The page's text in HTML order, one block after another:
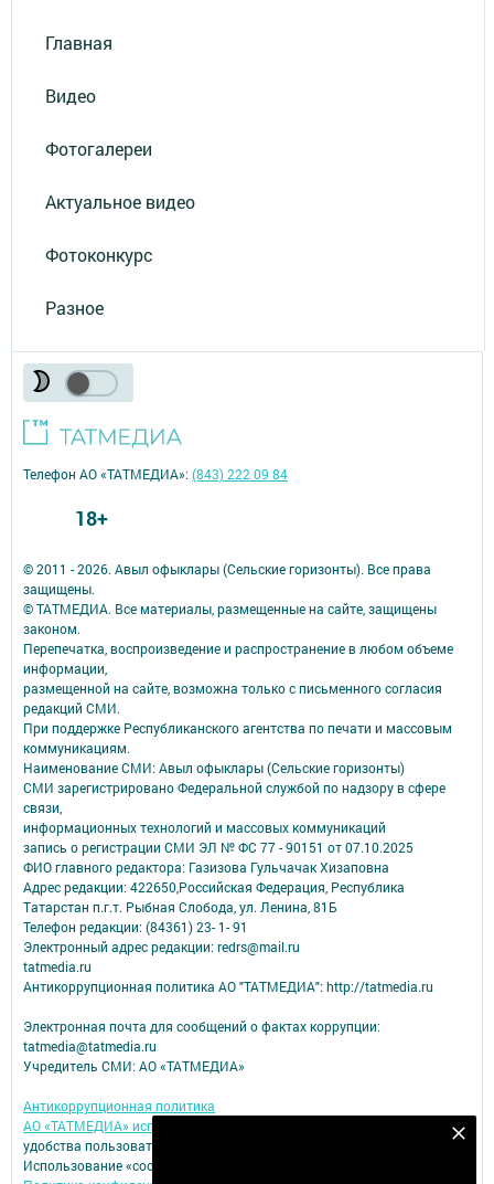
Главная
Видео
Фотогалереи
Актуальное видео
Фотоконкурс
Разное
© 2011 - 2026. Авыл офыклары (Сельские горизонты). Все права
защищены.
© ТАТМЕДИА. Все материалы, размещенные на сайте, защищены
законом.
Перепечатка, воспроизведение и распространение в любом объеме
информации,
размещенной на сайте, возможна только с письменного согласия
редакций СМИ.
При поддержке Республиканского агентства по печати и массовым
коммуникациям.
Наименование СМИ: Авыл офыклары (Сельские горизонты)
СМИ зарегистрировано Федеральной службой по надзору в сфере
связи,
информационных технологий и массовых коммуникаций
запись о регистрации СМИ ЭЛ № ФС 77 - 90151 от 07.10.2025
ФИО главного редактора: Газизова Гульчачак Хизаповна
Адрес редакции: 422650,Российская Федерация, Республика
Татарстан п.г.т. Рыбная Слобода, ул. Ленина, 81Б
Телефон редакции: (84361) 23- 1- 91
Электронный адрес редакции: redrs@mail.ru
tatmedia.ru
Антикоррупционная политика АО "ТАТМЕДИА": http://tatmedia.ru
Электронная почта для сообщений о фактах коррупции:
tatmedia@tatmedia.ru
Учредитель СМИ: АО «ТАТМЕДИА»
Антикоррупционная политика
АО «ТАТМЕДИА» использует «cookie»
для персонализации сервисов и
удобства пользователей сайтом.
Использование «cookie» можно отменить в настройках браузера.
Телефон АО «ТАТМЕДИА»:(843) 222 09 84
18+